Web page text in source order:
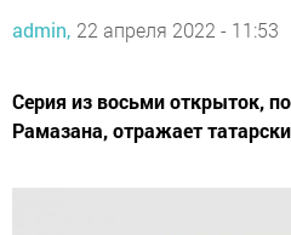
admin, 22 апреля 2022 - 11:53
Серия из восьми открыток,
Рамазана, отражает